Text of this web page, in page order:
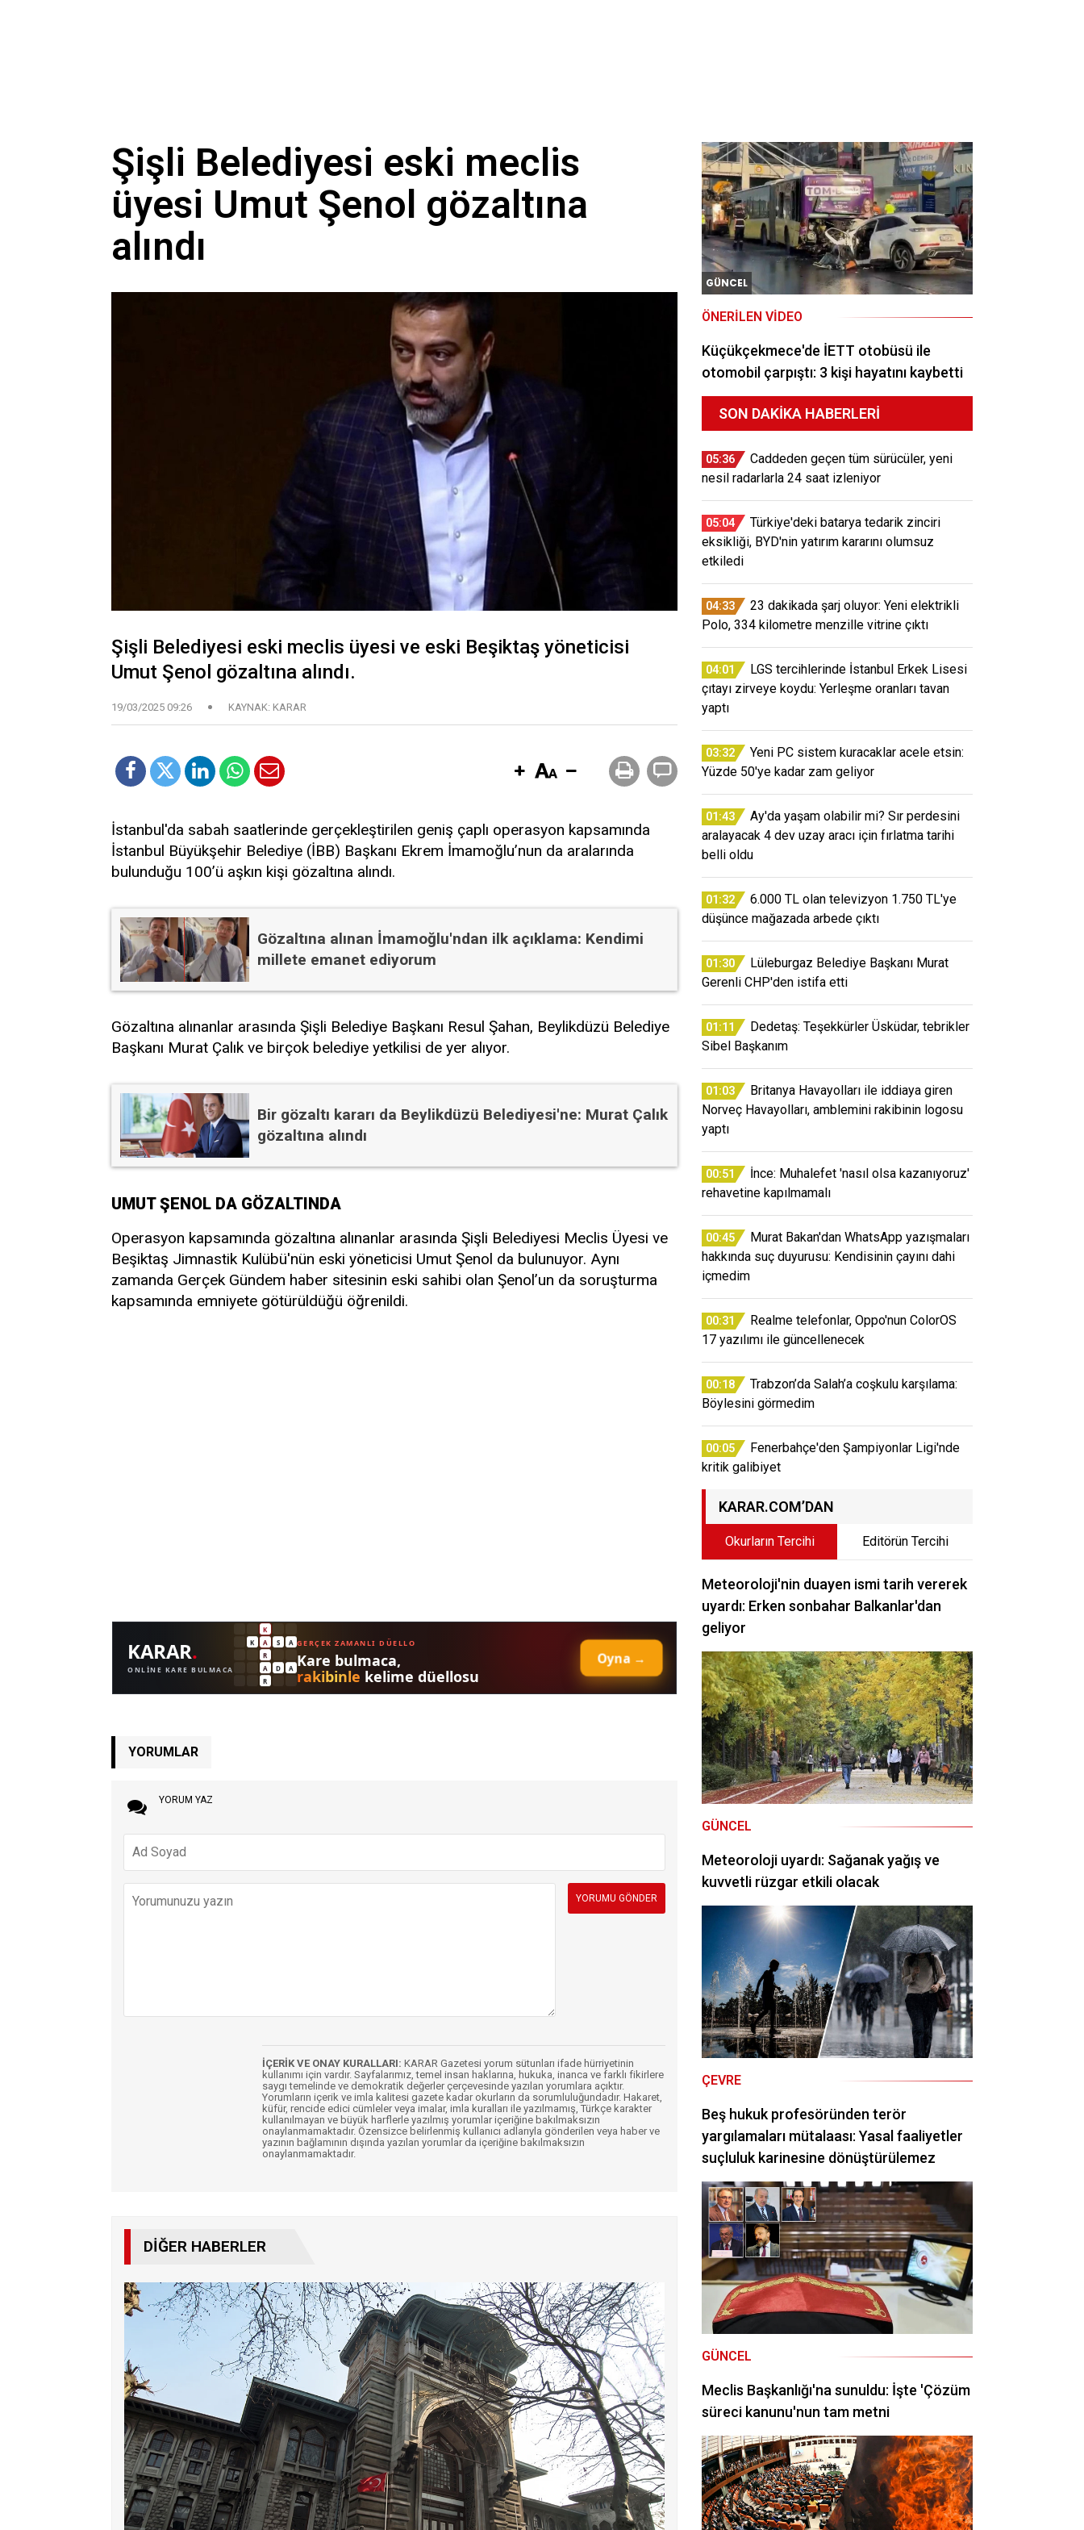
Şişli Belediyesi eski meclis
üyesi Umut Şenol gözaltına
alındı
Şişli Belediyesi eski meclis üyesi ve eski Beşiktaş yöneticisi
Umut Şenol gözaltına alındı.
19/03/2025 09:26 KAYNAK: KARAR
İstanbul'da sabah saatlerinde gerçekleştirilen geniş çaplı operasyon kapsamında
İstanbul Büyükşehir Belediye (İBB) Başkanı Ekrem İmamoğlu’nun da aralarında
bulunduğu 100’ü aşkın kişi gözaltına alındı.
Gözaltına alınan İmamoğlu'ndan ilk açıklama: Kendimi
millete emanet ediyorum
Gözaltına alınanlar arasında Şişli Belediye Başkanı Resul Şahan, Beylikdüzü Belediye
Başkanı Murat Çalık ve birçok belediye yetkilisi de yer alıyor.
Bir gözaltı kararı da Beylikdüzü Belediyesi'ne: Murat Çalık
gözaltına alındı
UMUT ŞENOL DA GÖZALTINDA
Operasyon kapsamında gözaltına alınanlar arasında Şişli Belediyesi Meclis Üyesi ve
Beşiktaş Jimnastik Kulübü'nün eski yöneticisi Umut Şenol da bulunuyor. Aynı
zamanda Gerçek Gündem haber sitesinin eski sahibi olan Şenol’un da soruşturma
kapsamında emniyete götürüldüğü öğrenildi.
YORUMLAR
YORUM YAZ
İÇERİK VE ONAY KURALLARI: KARAR Gazetesi yorum sütunları ifade hürriyetinin
kullanımı için vardır. Sayfalarımız, temel insan haklarına, hukuka, inanca ve farklı fikirlere
saygı temelinde ve demokratik değerler çerçevesinde yazılan yorumlara açıktır.
Yorumların içerik ve imla kalitesi gazete kadar okurların da sorumluluğundadır. Hakaret,
küfür, rencide edici cümleler veya imalar, imla kuralları ile yazılmamış, Türkçe karakter
kullanılmayan ve büyük harflerle yazılmış yorumlar içeriğine bakılmaksızın
onaylanmamaktadır. Özensizce belirlenmiş kullanıcı adlarıyla gönderilen veya haber ve
yazının bağlamının dışında yazılan yorumlar da içeriğine bakılmaksızın
onaylanmamaktadır.
DIĞER HABERLER
GÜNCEL
ÖNERILEN VIDEO
Küçükçekmece'de İETT otobüsü ile
otomobil çarpıştı: 3 kişi hayatını kaybetti
SON DAKIKA HABERLERI
05:36
Caddeden geçen tüm sürücüler, yeni
nesil radarlarla 24 saat izleniyor
05:04
Türkiye'deki batarya tedarik zinciri
eksikliği, BYD'nin yatırım kararını olumsuz
etkiledi
04:33
23 dakikada şarj oluyor: Yeni elektrikli
Polo, 334 kilometre menzille vitrine çıktı
04:01
LGS tercihlerinde İstanbul Erkek Lisesi
çıtayı zirveye koydu: Yerleşme oranları tavan
yaptı
03:32
Yeni PC sistem kuracaklar acele etsin:
Yüzde 50'ye kadar zam geliyor
01:43
Ay'da yaşam olabilir mi? Sır perdesini
aralayacak 4 dev uzay aracı için fırlatma tarihi
belli oldu
01:32
6.000 TL olan televizyon 1.750 TL'ye
düşünce mağazada arbede çıktı
01:30
Lüleburgaz Belediye Başkanı Murat
Gerenli CHP'den istifa etti
01:11
Dedetaş: Teşekkürler Üsküdar, tebrikler
Sibel Başkanım
01:03
Britanya Havayolları ile iddiaya giren
Norveç Havayolları, amblemini rakibinin logosu
yaptı
00:51
İnce: Muhalefet 'nasıl olsa kazanıyoruz'
rehavetine kapılmamalı
00:45
Murat Bakan'dan WhatsApp yazışmaları
hakkında suç duyurusu: Kendisinin çayını dahi
içmedim
00:31
Realme telefonlar, Oppo'nun ColorOS
17 yazılımı ile güncellenecek
00:18
Trabzon’da Salah’a coşkulu karşılama:
Böylesini görmedim
00:05
Fenerbahçe'den Şampiyonlar Ligi'nde
kritik galibiyet
KARAR.COM’DAN
Okurların Tercihi Editörün Tercihi
Meteoroloji'nin duayen ismi tarih vererek
uyardı: Erken sonbahar Balkanlar'dan
geliyor
GÜNCEL
Meteoroloji uyardı: Sağanak yağış ve
kuvvetli rüzgar etkili olacak
ÇEVRE
Beş hukuk profesöründen terör
yargılamaları mütalaası: Yasal faaliyetler
suçluluk karinesine dönüştürülemez
GÜNCEL
Meclis Başkanlığı'na sunuldu: İşte 'Çözüm
süreci kanunu'nun tam metni